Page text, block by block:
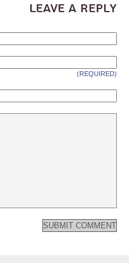
Leave a Reply
(REQUIRED)